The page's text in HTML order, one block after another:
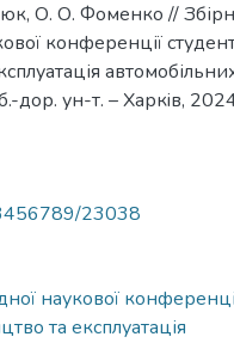
О. О. Фоменко //
конференції
дор. ун-т. – Харкiв,
23038
наукової
та експлуатація